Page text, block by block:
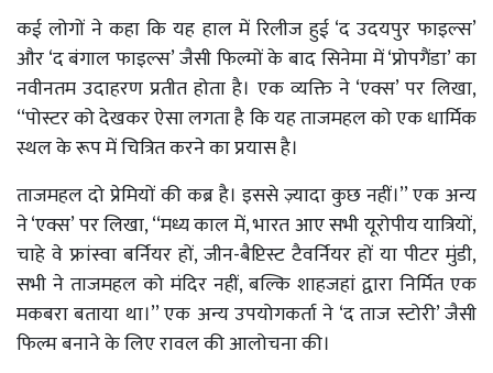
कई लोगों ने कहा कि यह हाल में रिलीज हुई ‘द उदयपुर फाइल्स’
और ‘द बंगाल फाइल्स’ जैसी फिल्मों के बाद सिनेमा में ‘प्रोपगैंडा’ का
नवीनतम उदाहरण प्रतीत होता है। एक व्यक्ति ने ‘एक्स’ पर लिखा,
‘‘पोस्टर को देखकर ऐसा लगता है कि यह ताजमहल को एक धार्मिक
स्थल के रूप में चित्रित करने का प्रयास है।
ताजमहल दो प्रेमियों की कब्र है। इससे ज़्यादा कुछ नहीं।’’ एक अन्य
ने ‘एक्स’ पर लिखा, ‘‘मध्य काल में, भारत आए सभी यूरोपीय यात्रियों,
चाहे वे फ्रांस्वा बर्नियर हों, जीन-बैप्टिस्ट टैवर्नियर हों या पीटर मुंडी,
सभी ने ताजमहल को मंदिर नहीं, बल्कि शाहजहां द्वारा निर्मित एक
मकबरा बताया था।’’ एक अन्य उपयोगकर्ता ने ‘द ताज स्टोरी’ जैसी
फिल्म बनाने के लिए रावल की आलोचना की।